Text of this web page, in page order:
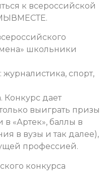
к всероссийской
школьники
спорт,
Конкурс дает
выиграть призы
в «Артек», баллы в
в вузы и так далее),
профессией.
конкурса